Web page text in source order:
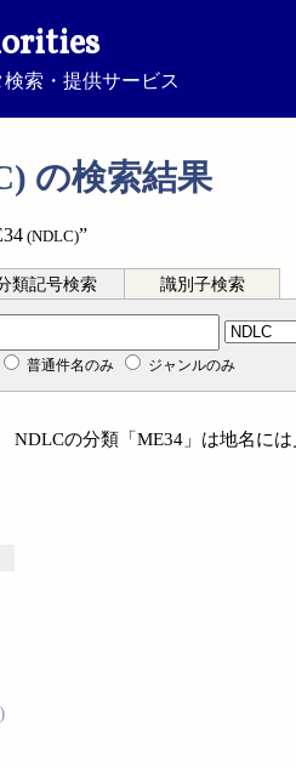
索・提供サービス
の検索結果
(NDLC)”
類記号検索 識別子検索
普通件名のみ ジャンルのみ
NDLCの分類「ME34」は地名に